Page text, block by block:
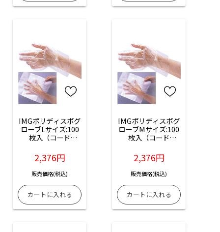
IMGポリディスポグ
ローブLサイズ:100
枚入（コード
2,376円
販売価格(税込)
IMGポリディスポグ
ローブMサイズ:100
枚入（コード
2,376円
販売価格(税込)